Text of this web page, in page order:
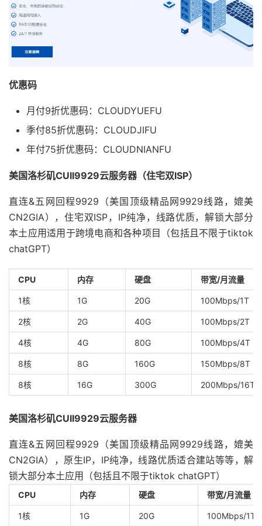
优惠码
月付9折优惠码：CLOUDYUEFU
季付85折优惠码：CLOUDJIFU
年付75折优惠码：CLOUDNIANFU
美国洛杉矶CUII9929云服务器（住宅双ISP）
直连&五网回程9929（美国顶级精品网9929线路，媲美
CN2GIA），住宅双ISP，IP纯净，线路优质，解锁大部分
本土应用适用于跨境电商和各种项目（包括且不限于tiktok
chatGPT）
CPU 内存 硬盘 带宽/月流量
1核 1G 20G 100Mbps/1T
2核 2G 40G 100Mbps/2T
4核 4G 80G 100Mbps/4T
8核 8G 160G 150Mbps/8T
8核 16G 300G 200Mbps/16T
美国洛杉矶CUII9929云服务器
直连&五网回程9929（美国顶级精品网9929线路，媲美
CN2GIA），原生IP，IP纯净，线路优质适合建站等等，解
锁大部分本土应用（包括且不限于tiktok chatGPT）
CPU 内存 硬盘 带宽/月流量
1核 1G 20G 100Mbps/1T